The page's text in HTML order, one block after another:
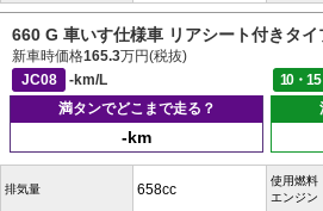
660 G 車いす仕様車 リアシート付きタイ
新車時価格165.3万円(税抜)
JC08
-km/L 10・15
満タンでどこまで走る？
-km
排気量 658cc
使用燃料
エンジン